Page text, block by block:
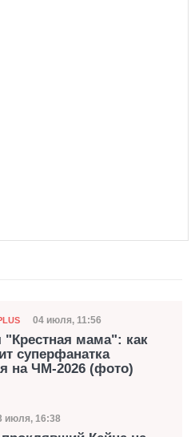
Дата публикации
04 июля, 11:56
"Крестная мама": как
суперфанатка
на ЧМ-2026 (фото)
публикации
июля, 16:38